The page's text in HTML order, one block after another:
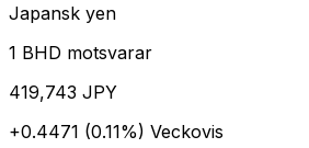
Japansk yen
1 BHD motsvarar
419,743 JPY
+0.4471 (0.11%) Veckovis